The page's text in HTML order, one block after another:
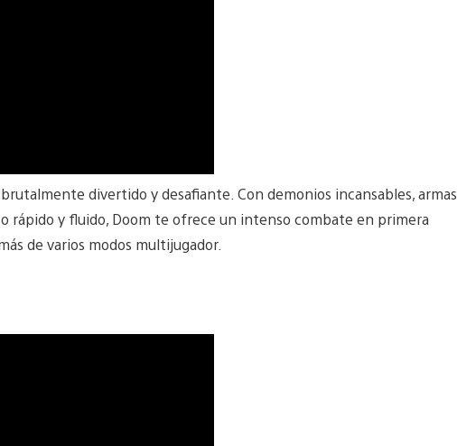
divertido y desafiante. Con demonios incansables, armas
y fluido, Doom te ofrece un intenso combate en primera
de varios modos multijugador.